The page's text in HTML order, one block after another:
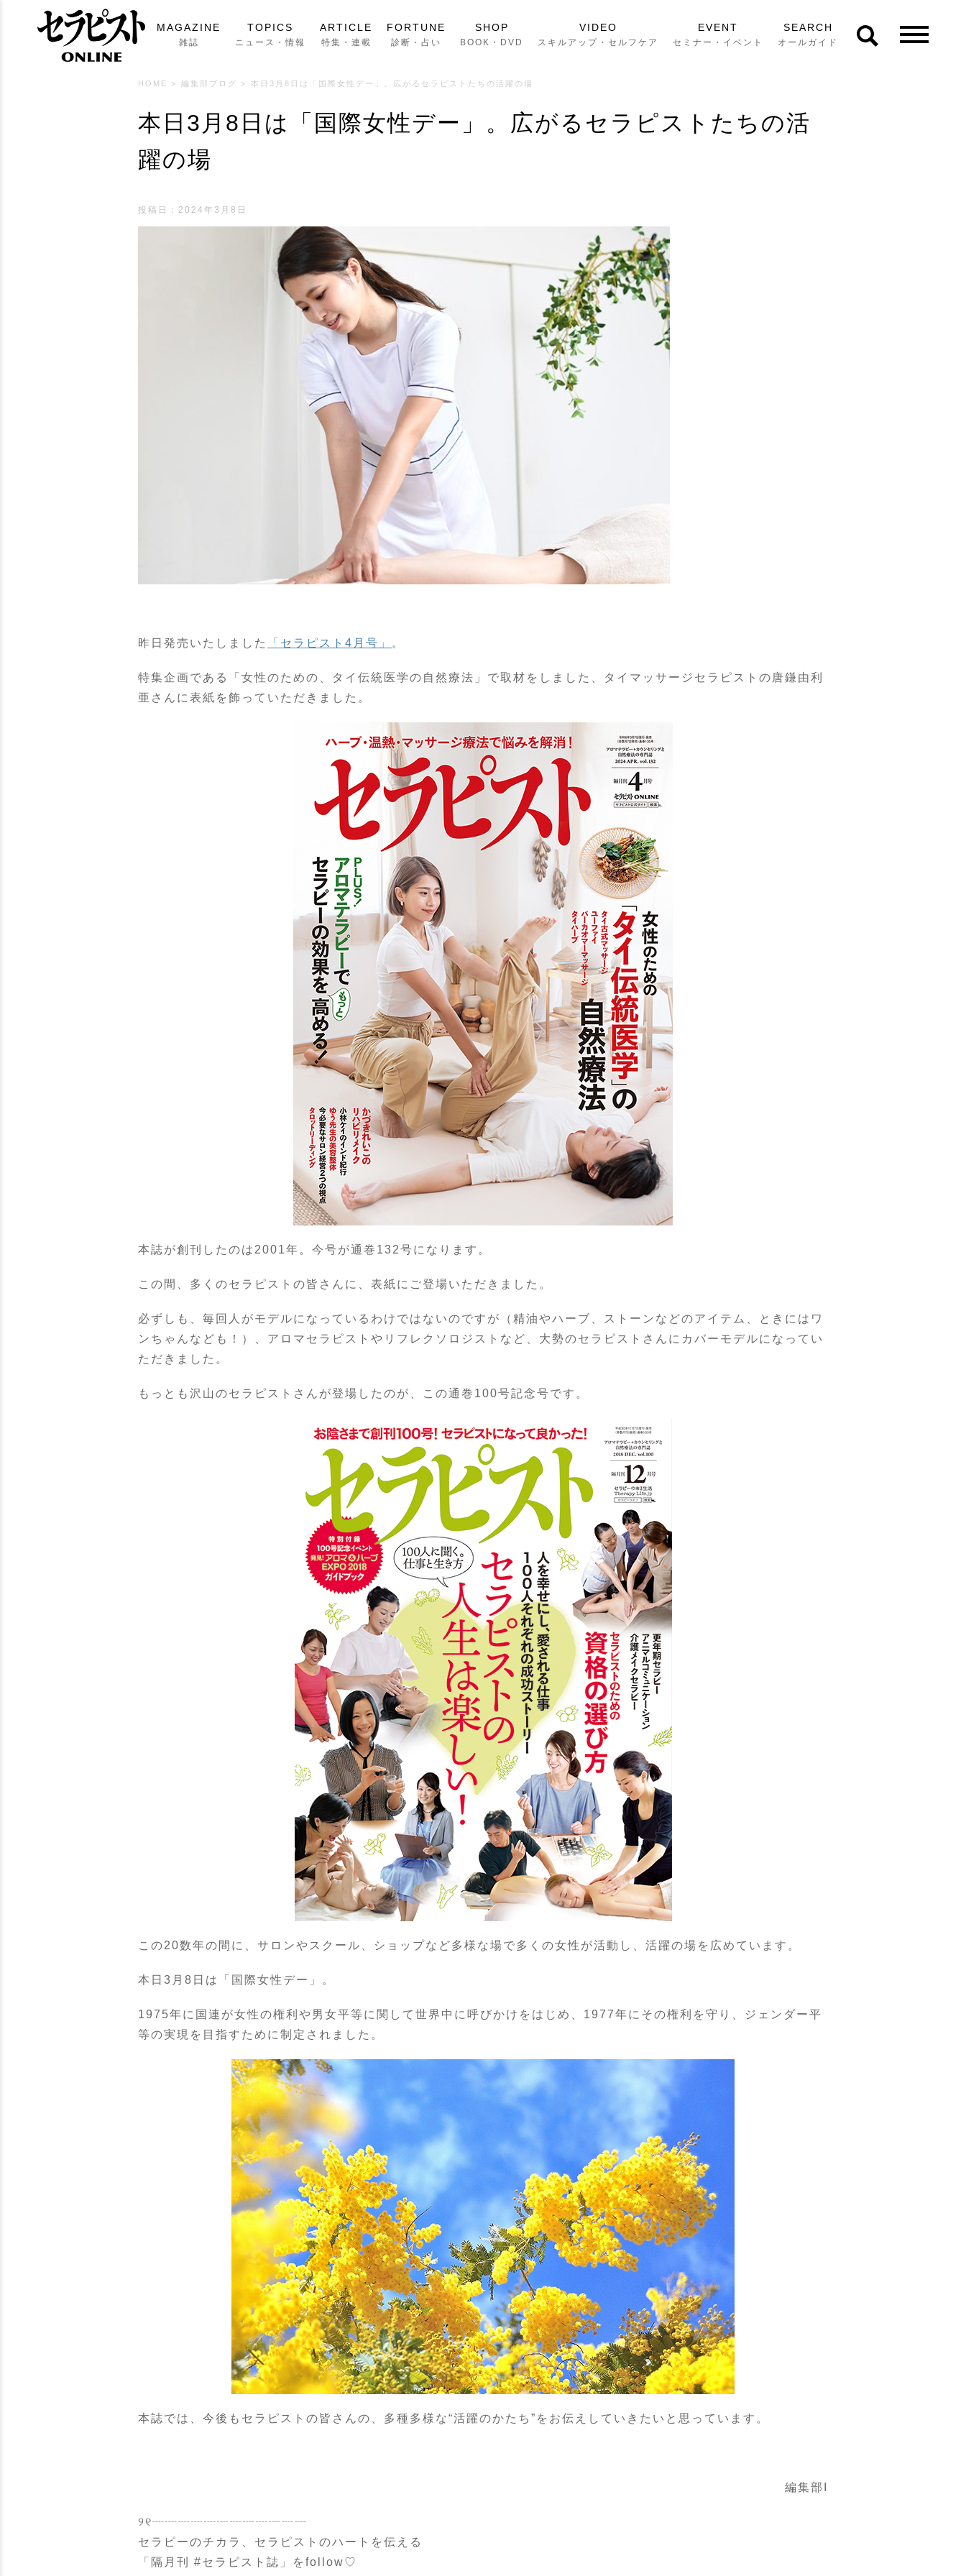
MAGAZINE
雑誌
TOPICS
ニュース・情報
ARTICLE
特集・連載
FORTUNE
診断・占い
SHOP
BOOK・DVD
VIDEO
スキルアップ・セルフケア
EVENT
セミナー・イベント
SEARCH
オールガイド
HOME > 編集部ブログ > 本日3月8日は「国際女性デー」。広がるセラピストたちの活躍の場
本日3月8日は「国際女性デー」。広がるセラピストたちの活
躍の場
投稿日： 2024年3月8日
昨日発売いたしました 「セラピスト4月号」 。
特集企画である「女性のための、タイ伝統医学の自然療法」で取材をしました、タイマッサージセラピストの唐鎌由利
亜さんに表紙を飾っていただきました。
本誌が創刊したのは2001年。今号が通巻132号になります。
この間、多くのセラピストの皆さんに、表紙にご登場いただきました。
必ずしも、毎回人がモデルになっているわけではないのですが（精油やハーブ、ストーンなどのアイテム、ときにはワ
ンちゃんなども！）、アロマセラピストやリフレクソロジストなど、大勢のセラピストさんにカバーモデルになってい
ただきました。
もっとも沢山のセラピストさんが登場したのが、この通巻100号記念号です。
この20数年の間に、サロンやスクール、ショップなど多様な場で多くの女性が活動し、活躍の場を広めています。
本日3月8日は「国際女性デー」。
1975年に国連が女性の権利や男女平等に関して世界中に呼びかけをはじめ、1977年にその権利を守り、ジェンダー平
等の実現を目指すために制定されました。
本誌では、今後もセラピストの皆さんの、多種多様な“活躍のかたち”をお伝えしていきたいと思っています。
編集部I
୨୧┈┈┈┈┈┈┈┈┈┈┈┈
セラピーのチカラ、セラピストのハートを伝える
「隔月刊 #セラピスト誌」をfollow♡